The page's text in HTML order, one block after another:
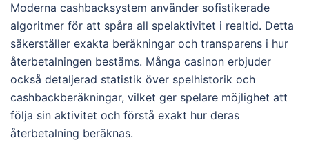
Moderna cashbacksystem använder sofistikerade
algoritmer för att spåra all spelaktivitet i realtid. Detta
säkerställer exakta beräkningar och transparens i hur
återbetalningen bestäms. Många casinon erbjuder
också detaljerad statistik över spelhistorik och
cashbackberäkningar, vilket ger spelare möjlighet att
följa sin aktivitet och förstå exakt hur deras
återbetalning beräknas.